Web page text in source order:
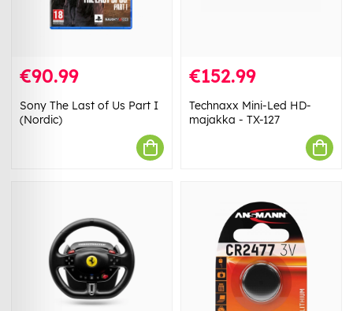
€90.99
Sony The Last of Us Part I
(Nordic)
€152.99
Technaxx Mini-Led HD-
majakka - TX-127